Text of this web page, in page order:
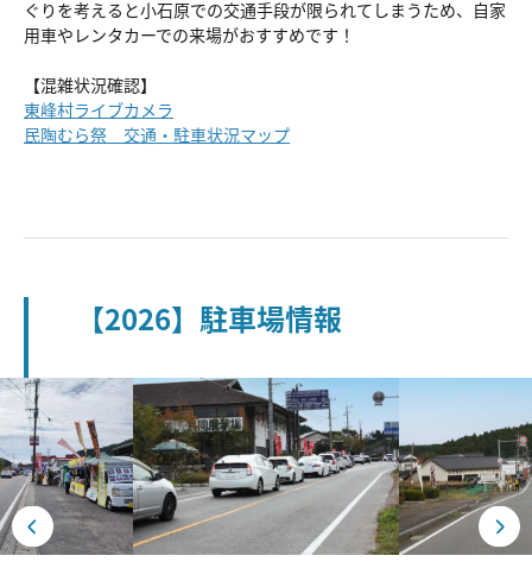
ぐりを考えると小石原での交通手段が限られてしまうため、自家
用車やレンタカーでの来場がおすすめです！
【混雑状況確認】
東峰村ライブカメラ
民陶むら祭 交通・駐車状況マップ
【2026】駐車場情報